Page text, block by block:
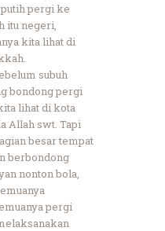
pergi ke
itu negeri,
kita lihat di
subuh
bondong pergi
lihat di kota
Allah swt. Tapi
besar tempat
berbondong
nonton bola,
pergi